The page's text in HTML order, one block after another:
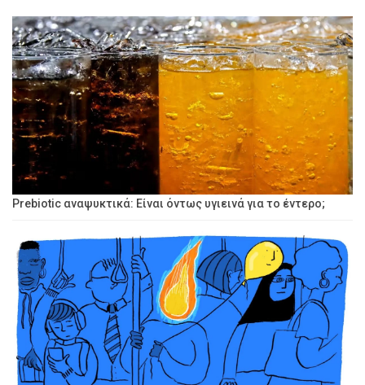
Prebiotic αναψυκτικά: Είναι όντως υγιεινά για το έντερο;